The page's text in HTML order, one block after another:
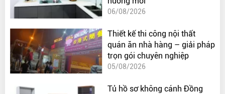
06/08/2026
Thiết kế thi công nội thất
quán ăn nhà hàng – giải pháp
trọn gói chuyên nghiệp
05/08/2026
Tủ hồ sơ không cánh Đồng